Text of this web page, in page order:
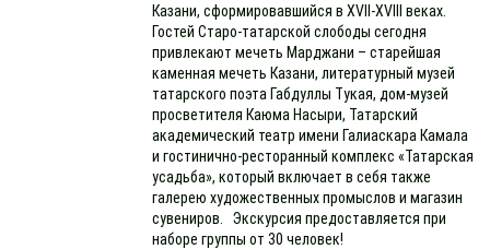
Казани, сформировавшийся в XVII-XVIII веках.
Гостей Старо-татарской слободы сегодня
привлекают мечеть Марджани – старейшая
каменная мечеть Казани, литературный музей
татарского поэта Габдуллы Тукая, дом-музей
просветителя Каюма Насыри, Татарский
академический театр имени Галиаскара Камала
и гостинично-ресторанный комплекс «Татарская
усадьба», который включает в себя также
галерею художественных промыслов и магазин
сувениров. Экскурсия предоставляется при
наборе группы от 30 человек!